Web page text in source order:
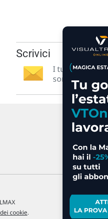
Scrivici
I tuoi
sono preziosi
cookie.